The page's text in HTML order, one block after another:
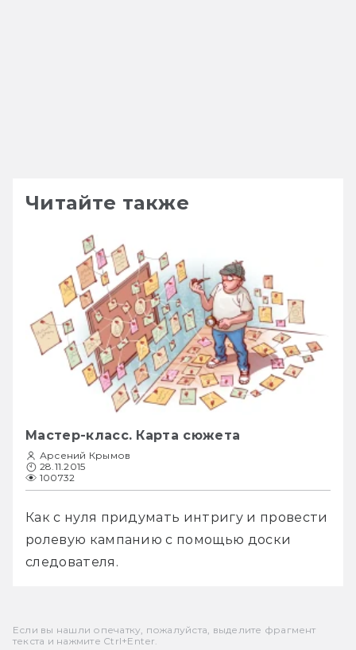
Читайте также
Мастер-класс. Карта сюжета
Арсений Крымов
28.11.2015
100732
Как с нуля придумать интригу и провести
ролевую кампанию с помощью доски
следователя.
Если вы нашли опечатку, пожалуйста, выделите фрагмент
текста и нажмите Ctrl+Enter.